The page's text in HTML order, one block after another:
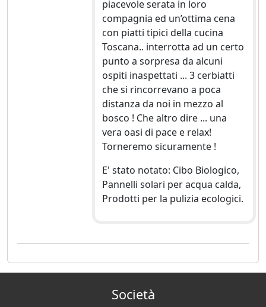
piacevole serata in loro
compagnia ed un’ottima cena
con piatti tipici della cucina
Toscana.. interrotta ad un certo
punto a sorpresa da alcuni
ospiti inaspettati ... 3 cerbiatti
che si rincorrevano a poca
distanza da noi in mezzo al
bosco ! Che altro dire ... una
vera oasi di pace e relax!
Torneremo sicuramente !
E' stato notato: Cibo Biologico,
Pannelli solari per acqua calda,
Prodotti per la pulizia ecologici.
Società